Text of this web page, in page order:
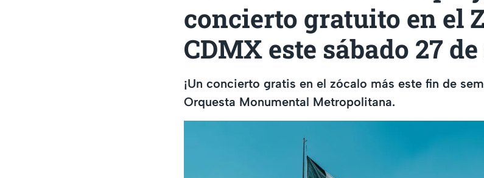
concierto gratuito en el
CDMX este sábado 27
¡Un concierto gratis en el zócalo más este fin de
Orquesta Monumental Metropolitana.